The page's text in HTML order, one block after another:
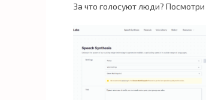
За что голосуют люди? Посмотри